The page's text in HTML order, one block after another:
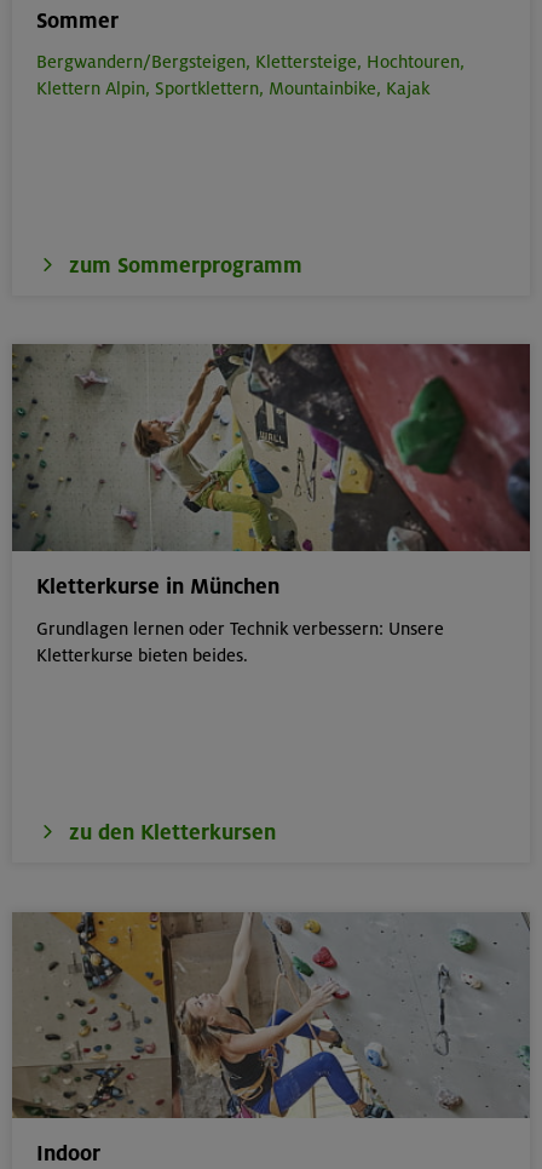
Sommer
Bergwandern/Bergsteigen, Klettersteige, Hochtouren,
Klettern Alpin, Sportklettern, Mountainbike, Kajak
zum Sommerprogramm
Kletterkurse in München
Grundlagen lernen oder Technik verbessern: Unsere
Kletterkurse bieten beides.
zu den Kletterkursen
Indoor